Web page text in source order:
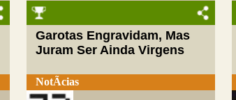
Garotas Engravidam, Mas
Juram Ser Ainda Virgens
NotÃ­cias